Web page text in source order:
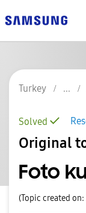
Turkey
Solved
Original
Foto
(Topic created